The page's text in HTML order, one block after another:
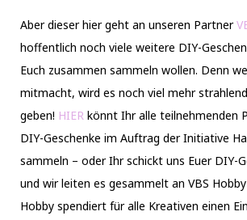
Aber dieser hier geht an unseren Partner
hoffentlich noch viele weitere DIY-
Euch zusammen sammeln wollen. Denn
mitmacht, wird es noch viel mehr
geben! HIER könnt Ihr alle teilnehmenden
DIY-Geschenke im Auftrag der Initiative
sammeln – oder Ihr schickt uns Euer DIY-
und wir leiten es gesammelt an VBS
Hobby spendiert für alle Kreativen einen